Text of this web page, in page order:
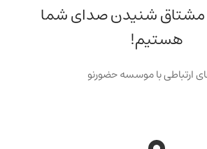
شنیدن صدای شما
هستیم!
ارتباطی با موسسه حضورنو